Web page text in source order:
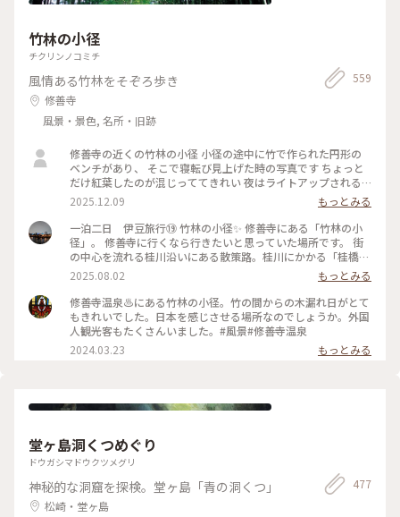
竹林の小径
チクリンノコミチ
風情ある竹林をそぞろ歩き
修善寺
風景・景色, 名所・旧跡
559
修善寺の近くの竹林の小径 小径の途中に竹で作られた円形の
ベンチがあり、 そこで寝転び見上げた時の写真です ちょっと
だけ紅葉したのが混じっててきれい 夜はライトアップされる
らしいよ 絶対すてきだわ #竹林の小径 #はじめての投稿
2025.12.09
もっとみる
一泊二日 伊豆旅行⑲ 竹林の小径✨️ 修善寺にある「竹林の小
径」。 修善寺に行くなら行きたいと思っていた場所です。 街
の中心を流れる桂川沿いにある散策路。桂川にかかる「桂橋」
から「楓橋」にかけて、300mほどの遊歩道が続いています。
自然風景を満喫することができる「竹林の小径」✨️ 石畳の通路
を進んで行くと、中央部に竹製の大きな円形ベンチもあります
💡 誰もいなくて貸切状態😆 素敵な竹林の小径を満喫してきま
した✨️ 2025.7.9 #竹林の小径 #ゆるり夏時間
2025.08.02
もっとみる
修善寺温泉♨️にある竹林の小径。竹の間からの木漏れ日がとて
もきれいでした。日本を感じさせる場所なのでしょうか。外国
人観光客もたくさんいました。#風景#修善寺温泉
2024.03.23
もっとみる
堂ヶ島洞くつめぐり
ドウガシマドウクツメグリ
神秘的な洞窟を探検。堂ヶ島「青の洞くつ」
松崎・堂ヶ島
477